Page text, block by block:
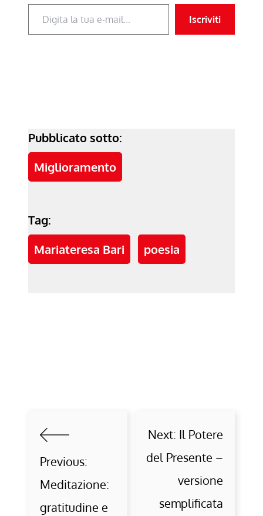
Iscriviti
Pubblicato sotto:
Miglioramento
Tag:
Mariateresa Bari
poesia
Previous:
Meditazione:
gratitudine e
Next: Il Potere
del Presente –
versione
semplificata